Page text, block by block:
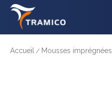
Accueil / Mousses imprégnées